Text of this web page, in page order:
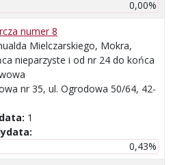
0,00%
numer 8
Mielczarskiego, Mokra,
nieparzyste i od nr 24 do końca
nr 35, ul. Ogrodowa 50/64, 42-
1
0,43%